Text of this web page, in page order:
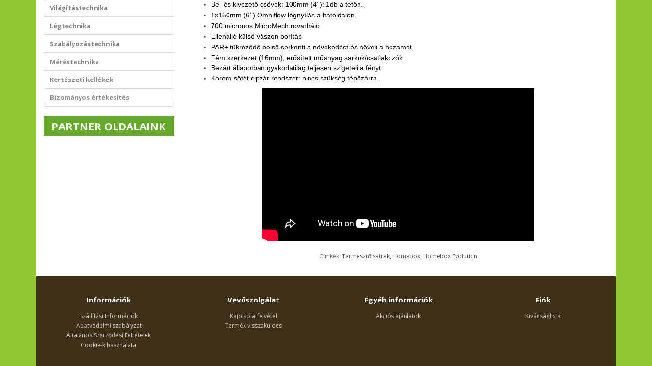
Világítástechnika
Légtechnika
Szabályozástechnika
Méréstechnika
Kertészeti kellékek
Bizományos értékesítés
PARTNER OLDALAINK
Be- és kivezető csövek: 100mm (4’’): 1db a tetőn.
1x150mm (6’’) Omniflow légnyílás a hátoldalon
700 micronos MicroMech rovarháló
Ellenálló külső vászon borítás
PAR+ tükröződő belső serkenti a növekedést és növeli a hozamot
Fém szerkezet (16mm), erősített műanyag sarkok/csatlakozók
Bezárt állapotban gyakorlatilag teljesen szigeteli a fényt
Korom-sötét cipzár rendszer: nincs szükség tépőzárra.
Címkék:Termesztő sátrak, Homebox, Homebox Evolution
Információk
Szállítási Információk
Adatvédelmi szabályzat
Általános Szerződési Feltételek
Cookie-k használata
Vevőszolgálat
Kapcsolatfelvétel
Termék visszaküldés
Egyéb információk
Akciós ajánlatok
Fiók
Kívánságlista